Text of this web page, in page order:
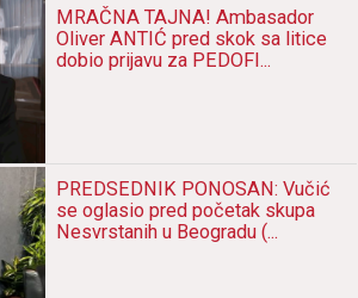
MRAČNA TAJNA! Ambasador
Oliver ANTIĆ pred skok sa litice
dobio prijavu za PEDOFI...
PREDSEDNIK PONOSAN: Vučić
se oglasio pred početak skupa
Nesvrstanih u Beogradu (...